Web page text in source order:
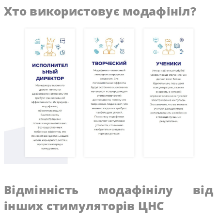
Хто використовує модафініл?
Відмінність модафінілу від
інших стимуляторів ЦНС